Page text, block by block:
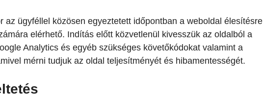
az ügyféllel közösen egyeztetett időpontban a weboldal élesítésre
elérhető. Indítás előtt közvetlenül kivesszük az oldalból a
Analytics és egyéb szükséges követőkódokat valamint a
mérni tudjuk az oldal teljesítményét és hibamentességét.